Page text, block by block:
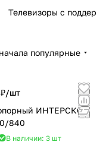
Телевизоры с
популярные
шт
ИНТЕРСКОЛ
840
В наличии: 3 шт